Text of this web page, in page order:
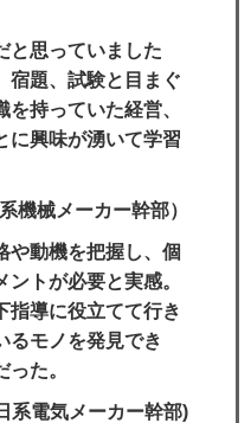
と思っていました
宿題、試験と目まぐ
持っていた経営、
に興味が湧いて学習
系機械メーカー幹部）
や動機を把握し、個
トが必要と実感。
指導に役立てて行き
るモノを発見でき
た。
系電気メーカー幹部)